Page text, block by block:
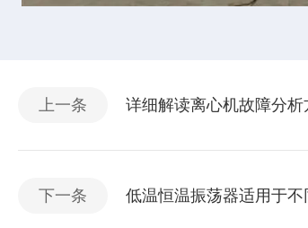
上一条 详细解读离心机故障分析
下一条 低温恒温振荡器适用于